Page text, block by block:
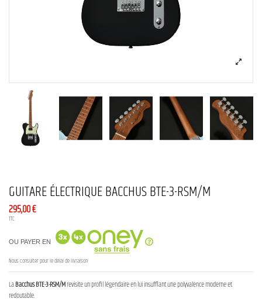
GUITARE ÉLECTRIQUE BACCHUS BTE-3-RSM/M
295,00 €
TTC
OU PAYER EN
Nous consulter pour le délai de livraison
LaBacchus BTE-3-RSM/Mrevisite un profil légendaire en lui insufflant une polyvalence moderne et
redoutable.